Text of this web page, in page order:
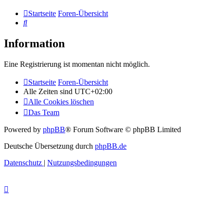
Startseite Foren-Übersicht
Suche
Information
Eine Registrierung ist momentan nicht möglich.
Startseite Foren-Übersicht
Alle Zeiten sind UTC+02:00
Alle Cookies löschen
Das Team
Powered by phpBB® Forum Software © phpBB Limited
Deutsche Übersetzung durch phpBB.de
Datenschutz | Nutzungsbedingungen